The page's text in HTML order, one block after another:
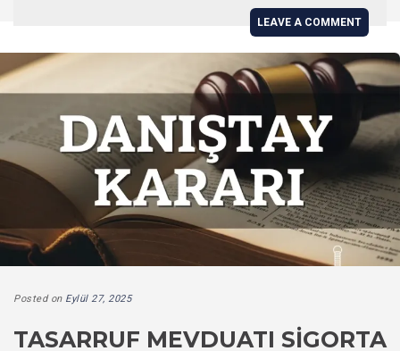
LEAVE A COMMENT
Posted on Eylül 27, 2025
TASARRUF MEVDUATI SIGORTA